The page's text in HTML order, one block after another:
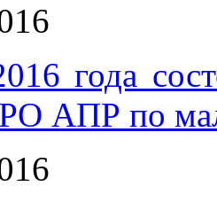
года
АПР по